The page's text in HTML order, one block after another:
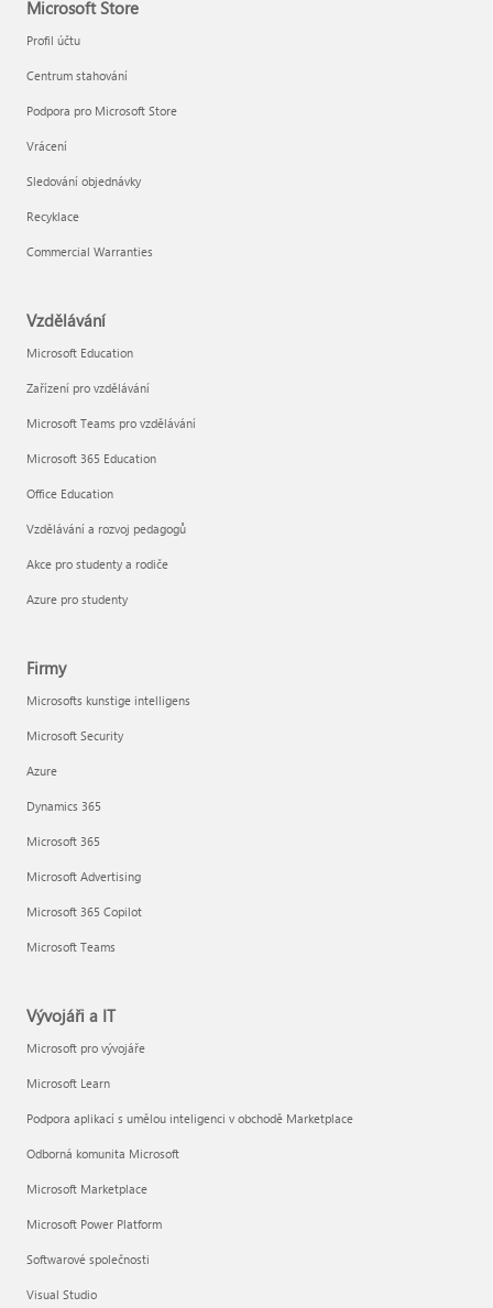
Microsoft Store
Profil účtu
Centrum stahování
Podpora pro Microsoft Store
Vrácení
Sledování objednávky
Recyklace
Commercial Warranties
Vzdělávání
Microsoft Education
Zařízení pro vzdělávání
Microsoft Teams pro vzdělávání
Microsoft 365 Education
Office Education
Vzdělávání a rozvoj pedagogů
Akce pro studenty a rodiče
Azure pro studenty
Firmy
Microsofts kunstige intelligens
Microsoft Security
Azure
Dynamics 365
Microsoft 365
Microsoft Advertising
Microsoft 365 Copilot
Microsoft Teams
Vývojáři a IT
Microsoft pro vývojáře
Microsoft Learn
Podpora aplikací s umělou inteligenci v obchodě Marketplace
Odborná komunita Microsoft
Microsoft Marketplace
Microsoft Power Platform
Softwarové společnosti
Visual Studio